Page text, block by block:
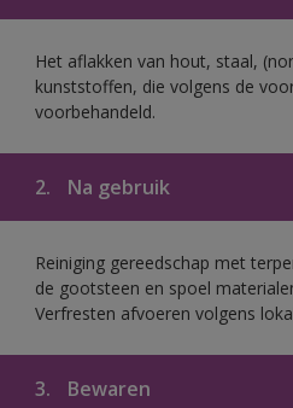
Het aflakken van hout, staal,
kunststoffen, die volgens de
voorbehandeld.
2. Na gebruik
Reiniging gereedschap met
de gootsteen en spoel
Verfresten afvoeren volgens
3. Bewaren